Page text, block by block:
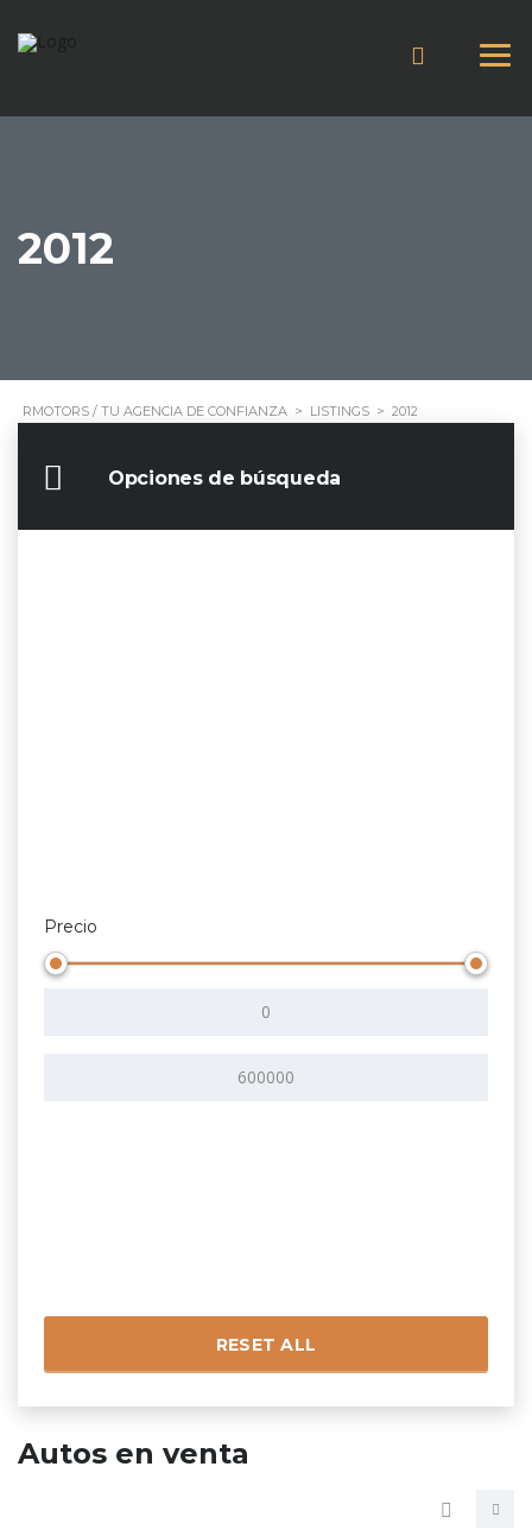
2012
RMOTORS / TU AGENCIA DE CONFIANZA > LISTINGS > 2012
Opciones de búsqueda
Precio
RESET ALL
Autos en venta